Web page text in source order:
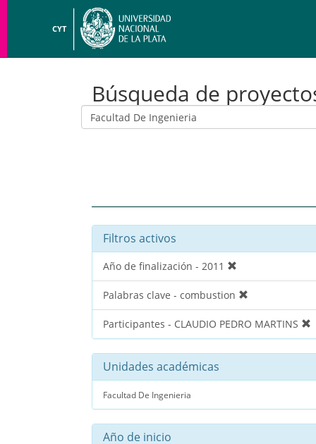
CYT
Búsqueda de
Filtros activos
Año de finalización - 2011
Palabras clave - combustion
Participantes - CLAUDIO PEDRO MARTINS
Unidades académicas
Facultad De Ingenieria
Año de inicio